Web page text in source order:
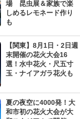
場 昆虫展＆家族で楽
しめるレモネード作り
も
【関東】8月1日・2日週
末開催の花火大会16
選！水中花火・尺五寸
玉・ナイアガラ花火も
夏の夜空に4000発！大
和市初の花火大会が大